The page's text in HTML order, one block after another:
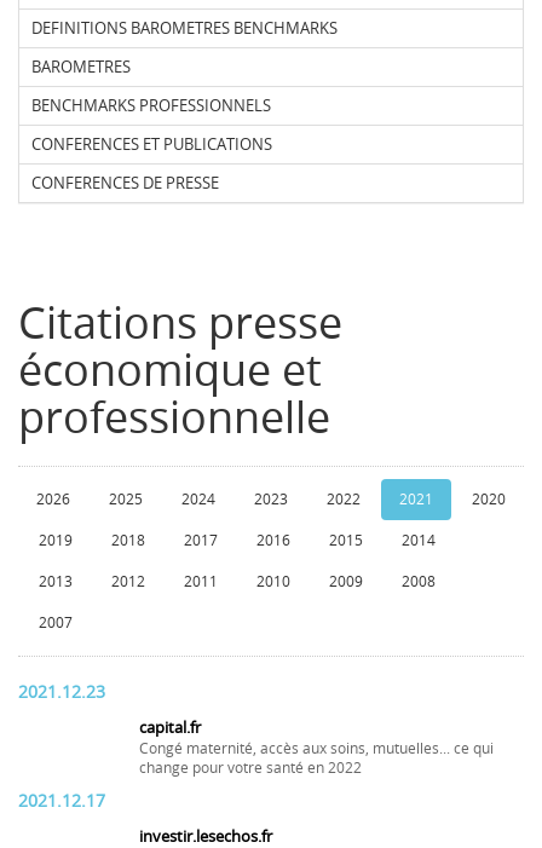
DEFINITIONS BAROMETRES BENCHMARKS
BAROMETRES
BENCHMARKS PROFESSIONNELS
CONFERENCES ET PUBLICATIONS
CONFERENCES DE PRESSE
Citations presse
économique et
professionnelle
2026 2025 2024 2023 2022 2021 2020
2019 2018 2017 2016 2015 2014
2013 2012 2011 2010 2009 2008
2007
2021.12.23
capital.fr
Congé maternité, accès aux soins, mutuelles... ce qui
change pour votre santé en 2022
2021.12.17
investir.lesechos.fr